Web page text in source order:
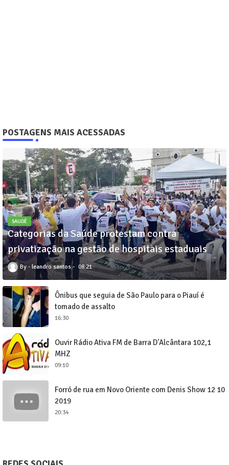
POSTAGENS MAIS ACESSADAS
SAUDÊ
Categorias da Saúde protestam contra
privatização na gestão de hospitais estaduais
leandro santos 08:21
Ônibus que seguia de São Paulo para o Piauí é
tomado de assalto
16:30
Ouvir Rádio Ativa FM de Barra D'Alcântara 102,1
MHZ
09:10
Forró de rua em Novo Oriente com Denis Show 12 10
2019
20:34